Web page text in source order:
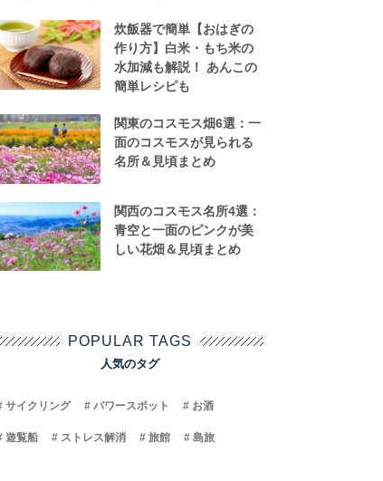
炊飯器で簡単【おはぎの
作り方】白米・もち米の
水加減も解説！ あんこの
簡単レシピも
関東のコスモス畑6選：一
面のコスモスが見られる
名所＆見頃まとめ
関西のコスモス名所4選：
青空と一面のピンクが美
しい花畑＆見頃まとめ
POPULAR TAGS
人気のタグ
サイクリング パワースポット お酒
遊覧船 ストレス解消 旅館 島旅